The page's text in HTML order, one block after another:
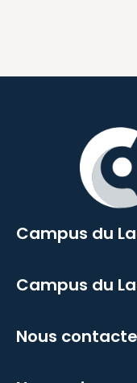
Campus du
Campus du
Nous